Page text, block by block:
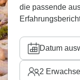
die passende
Datum
2